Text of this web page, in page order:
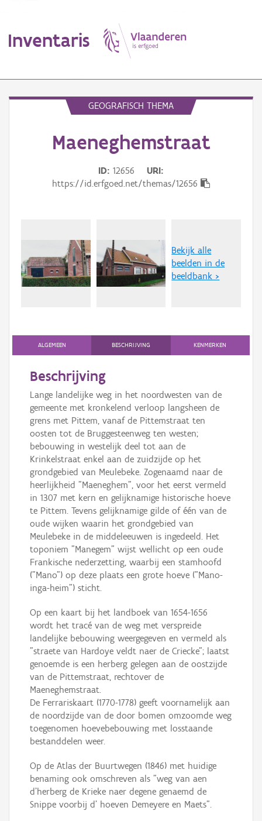
Inventaris
Erfgoedobject
Persoon of collectief
Aanmelden
GEOGRAFISCH THEMA
Maeneghemstraat
ID 12656
URI
https://id.erfgoed.net/themas/12656
Bekijk alle
beelden in de
beeldbank >
ALGEMEEN BESCHRIJVING KENMERKEN
Beschrijving
Lange landelijke weg in het noordwesten van de
gemeente met kronkelend verloop langsheen de
grens met Pittem, vanaf de Pittemstraat ten
oosten tot de Bruggesteenweg ten westen;
bebouwing in westelijk deel tot aan de
Krinkelstraat enkel aan de zuidzijde op het
grondgebied van Meulebeke. Zogenaamd naar de
heerlijkheid "Maeneghem", voor het eerst vermeld
in 1307 met kern en gelijknamige historische hoeve
te Pittem. Tevens gelijknamige gilde of één van de
oude wijken waarin het grondgebied van
Meulebeke in de middeleeuwen is ingedeeld. Het
toponiem "Manegem" wijst wellicht op een oude
Frankische nederzetting, waarbij een stamhoofd
("Mano") op deze plaats een grote hoeve ("Mano-
inga-heim") sticht.
Op een kaart bij het landboek van 1654-1656
wordt het tracé van de weg met verspreide
landelijke bebouwing weergegeven en vermeld als
"straete van Hardoye veldt naer de Criecke"; laatst
genoemde is een herberg gelegen aan de oostzijde
van de Pittemstraat, rechtover de
Maeneghemstraat.
De Ferrariskaart (1770-1778) geeft voornamelijk aan
de noordzijde van de door bomen omzoomde weg
toegenomen hoevebebouwing met losstaande
bestanddelen weer.
Op de Atlas der Buurtwegen (1846) met huidige
benaming ook omschreven als "weg van aen
d'herberg de Krieke naer degene genaemd de
Snippe voorbij d' hoeven Demeyere en Maets".